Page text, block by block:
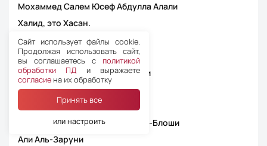
Мохаммед Салем Юсеф Абдулла Алали
Халид, это Хасан.
Насер АлАли
Ахмед Хасан Хуссейн Билал
Мохаммед Абдалла Альхармуди
Юсиф Аль-Джасмии
Наваф Альзейуиди
Хасан Али Мохаммед Хасан Аль-Блоши
Али Аль-Заруни
Сайт использует файлы cookie.
Продолжая использовать сайт,
вы соглашаетесь с политикой
обработки ПД и выражаете
согласие на их обработку
Принять все
или настроить